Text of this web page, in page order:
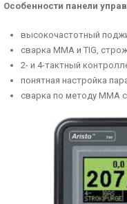
Особенности панели
высокочастотный
сварка ММА и TIG,
2- и 4-тактный
понятная настройка
сварка по методу ММА с